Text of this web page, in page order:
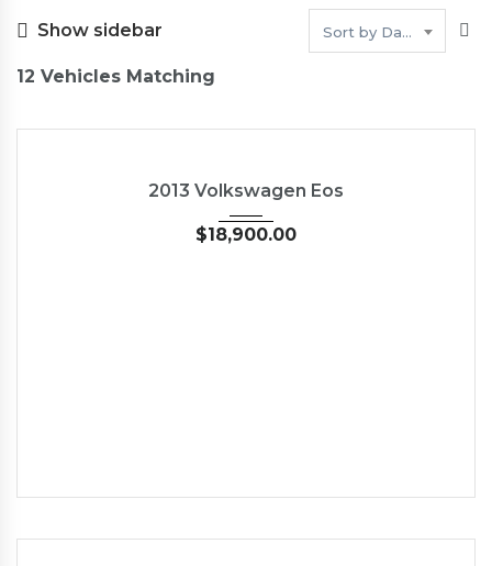
Show sidebar Sort by Date
12 Vehicles Matching
2013 Volkswagen Eos
$18,900.00